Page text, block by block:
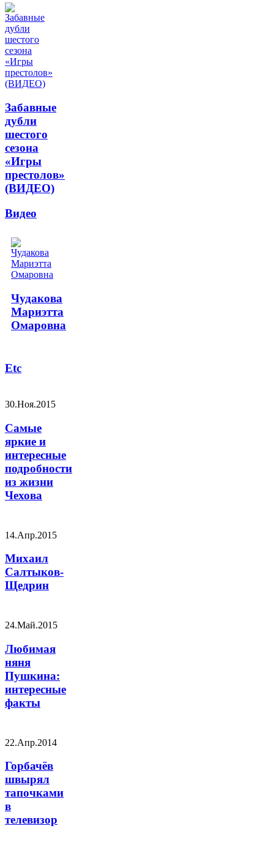
Забавные
дубли
шестого
сезона
«Игры
престолов»
(ВИДЕО)
Видео
Чудакова
Мариэтта
Омаровна
Etc
30.Ноя.2015
Самые
яркие и
интересные
подробности
из жизни
Чехова
14.Апр.2015
Михаил
Салтыков-
Щедрин
24.Май.2015
Любимая
няня
Пушкина:
интересные
факты
22.Апр.2014
Горбачёв
швырял
тапочками
в
телевизор